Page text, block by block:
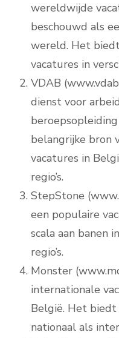
wereldwijde
beschouwd als
wereld. Het
vacatures in
VDAB
dienst voor
belangrijke bron
vacatures in
regio’s.
StepStone
een populaire
scala aan banen
regio’s.
Monster
internationale
België. Het biedt
nationaal als